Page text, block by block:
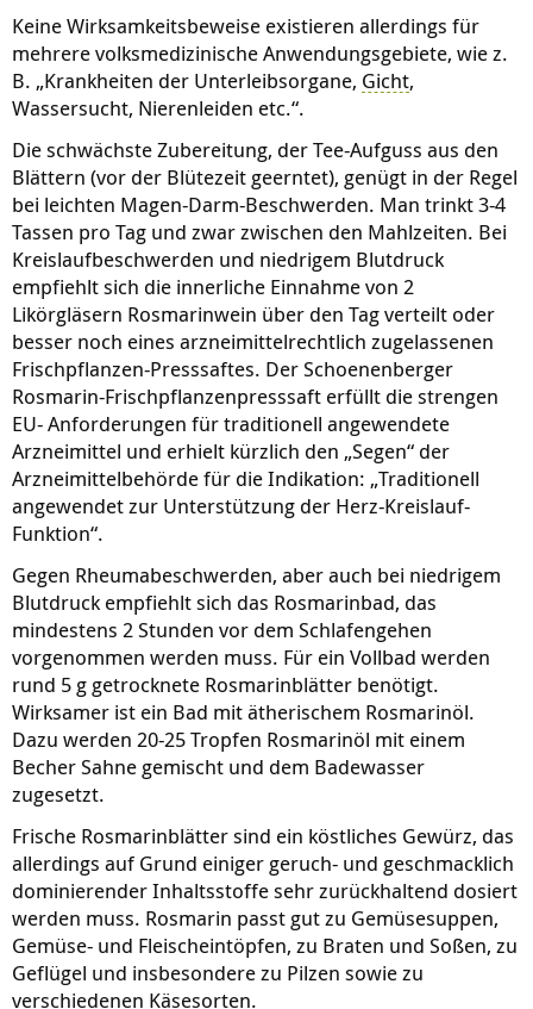
Keine Wirksamkeitsbeweise existieren allerdings für
mehrere volksmedizinische Anwendungsgebiete, wie z.
B. „Krankheiten der Unterleibsorgane, Gicht,
Wassersucht, Nierenleiden etc.“.
Die schwächste Zubereitung, der Tee-Aufguss aus den
Blättern (vor der Blütezeit geerntet), genügt in der Regel
bei leichten Magen-Darm-Beschwerden. Man trinkt 3-4
Tassen pro Tag und zwar zwischen den Mahlzeiten. Bei
Kreislaufbeschwerden und niedrigem Blutdruck
empfiehlt sich die innerliche Einnahme von 2
Likörgläsern Rosmarinwein über den Tag verteilt oder
besser noch eines arzneimittelrechtlich zugelassenen
Frischpflanzen-Presssaftes. Der Schoenenberger
Rosmarin-Frischpflanzenpresssaft erfüllt die strengen
EU- Anforderungen für traditionell angewendete
Arzneimittel und erhielt kürzlich den „Segen“ der
Arzneimittelbehörde für die Indikation: „Traditionell
angewendet zur Unterstützung der Herz-Kreislauf-
Funktion“.
Gegen Rheumabeschwerden, aber auch bei niedrigem
Blutdruck empfiehlt sich das Rosmarinbad, das
mindestens 2 Stunden vor dem Schlafengehen
vorgenommen werden muss. Für ein Vollbad werden
rund 5 g getrocknete Rosmarinblätter benötigt.
Wirksamer ist ein Bad mit ätherischem Rosmarinöl.
Dazu werden 20-25 Tropfen Rosmarinöl mit einem
Becher Sahne gemischt und dem Badewasser
zugesetzt.
Frische Rosmarinblätter sind ein köstliches Gewürz, das
allerdings auf Grund einiger geruch- und geschmacklich
dominierender Inhaltsstoffe sehr zurückhaltend dosiert
werden muss. Rosmarin passt gut zu Gemüsesuppen,
Gemüse- und Fleischeintöpfen, zu Braten und Soßen, zu
Geflügel und insbesondere zu Pilzen sowie zu
verschiedenen Käsesorten.